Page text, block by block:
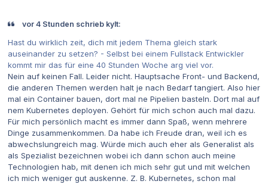
vor 4 Stunden schrieb kylt:
Hast du wirklich zeit, dich mit jedem Thema gleich stark
auseinander zu setzen? - Selbst bei einem Fullstack Entwickler
kommt mir das für eine 40 Stunden Woche arg viel vor.
Nein auf keinen Fall. Leider nicht. Hauptsache Front- und Backend,
die anderen Themen werden halt je nach Bedarf tangiert. Also hier
mal ein Container bauen, dort mal ne Pipelien basteln. Dort mal auf
nem Kubernetes deployen. Gehört für mich schon auch mal dazu.
Für mich persönlich macht es immer dann Spaß, wenn mehrere
Dinge zusammenkommen. Da habe ich Freude dran, weil ich es
abwechslungreich mag. Würde mich auch eher als Generalist als
als Spezialist bezeichnen wobei ich dann schon auch meine
Technologien hab, mit denen ich mich sehr gut und mit welchen
ich mich weniger gut auskenne. Z. B. Kubernetes, schon mal